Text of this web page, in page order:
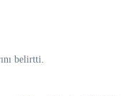
belirtti.